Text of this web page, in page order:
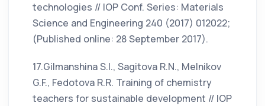
technologies // IOP Conf. Series: Materials
Science and Engineering 240 (2017) 012022;
(Published online: 28 September 2017).
17.Gilmanshina S.I., Sagitova R.N., Melnikov
G.F., Fedotova R.R. Training of chemistry
teachers for sustainable development // IOP